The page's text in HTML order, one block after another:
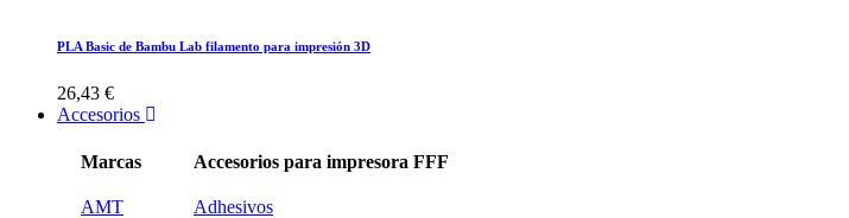
PLA Basic de Bambu Lab filamento para impresión 3D
26,43 €
Accesorios
Marcas
AMT
Accesorios para impresora FFF
Adhesivos